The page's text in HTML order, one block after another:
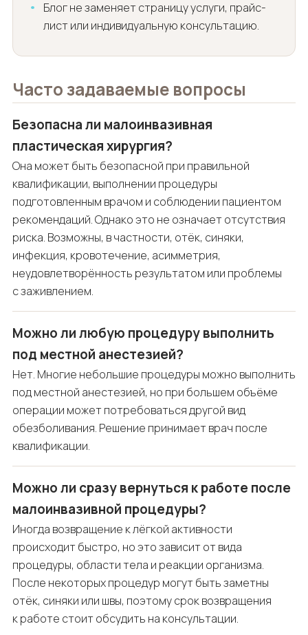
Блог не заменяет страницу услуги, прайс-
лист или индивидуальную консультацию.
Часто задаваемые вопросы
Безопасна ли малоинвазивная
пластическая хирургия?
Она может быть безопасной при правильной
квалификации, выполнении процедуры
подготовленным врачом и соблюдении пациентом
рекомендаций. Однако это не означает отсутствия
риска. Возможны, в частности, отёк, синяки,
инфекция, кровотечение, асимметрия,
неудовлетворённость результатом или проблемы
с заживлением.
Можно ли любую процедуру выполнить
под местной анестезией?
Нет. Многие небольшие процедуры можно выполнить
под местной анестезией, но при большем объёме
операции может потребоваться другой вид
обезболивания. Решение принимает врач после
квалификации.
Можно ли сразу вернуться к работе после
малоинвазивной процедуры?
Иногда возвращение к лёгкой активности
происходит быстро, но это зависит от вида
процедуры, области тела и реакции организма.
После некоторых процедур могут быть заметны
отёк, синяки или швы, поэтому срок возвращения
к работе стоит обсудить на консультации.